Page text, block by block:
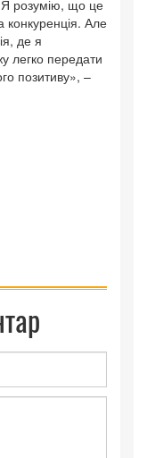
Я розумію, що це
Але
де я
легко передати
позитиву», –